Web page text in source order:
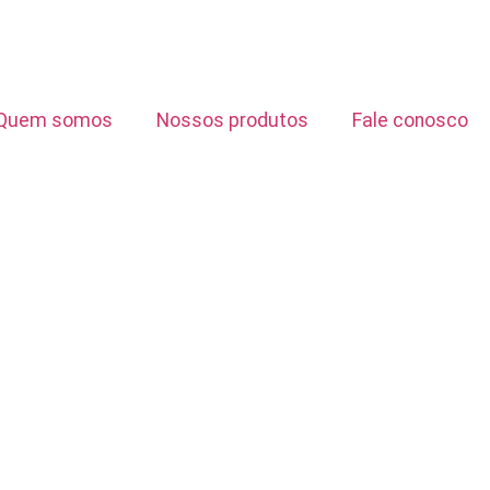
somos Nossos produtos Fale conosco